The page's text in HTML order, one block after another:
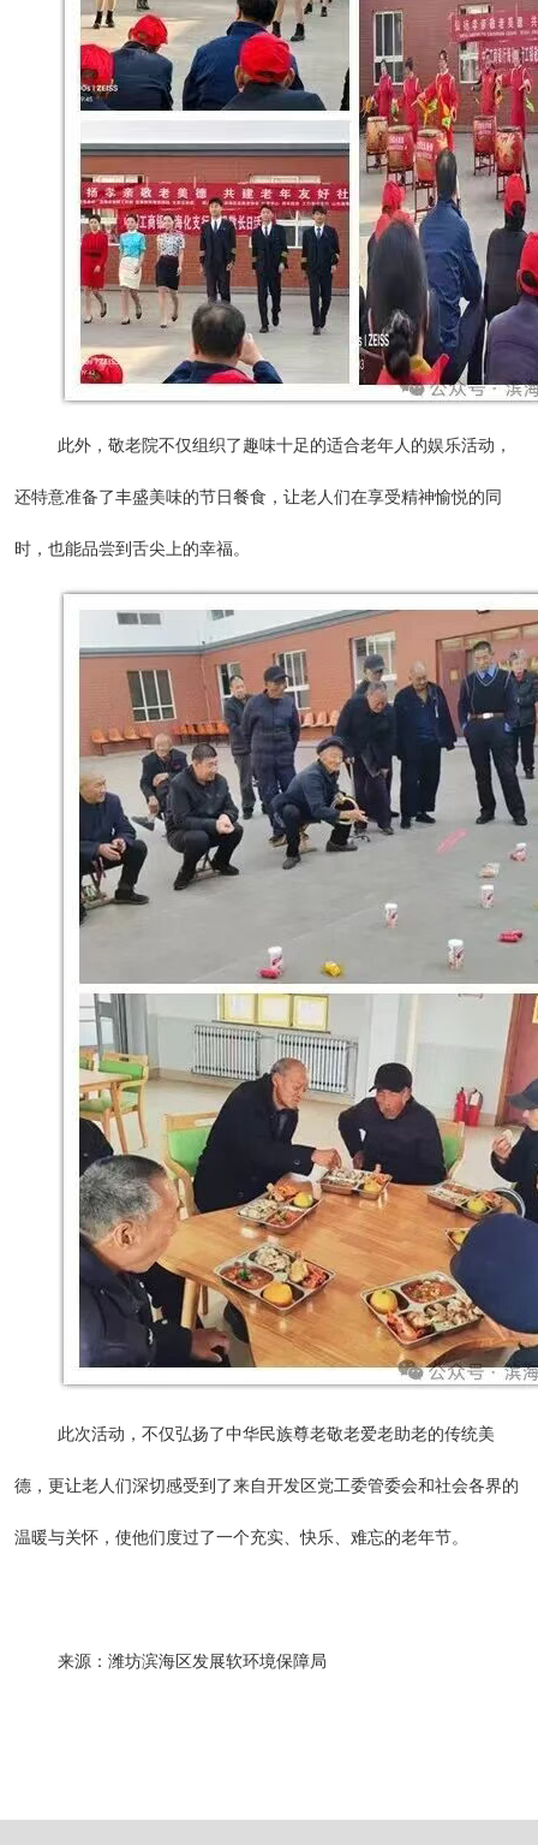
此外，敬老院不仅组织了趣味十足的适合老年人的娱乐活动，
还特意准备了丰盛美味的节日餐食，让老人们在享受精神愉悦的同
时，也能品尝到舌尖上的幸福。
此次活动，不仅弘扬了中华民族尊老敬老爱老助老的传统美
德，更让老人们深切感受到了来自开发区党工委管委会和社会各界的
温暖与关怀，使他们度过了一个充实、快乐、难忘的老年节。
来源：潍坊滨海区发展软环境保障局